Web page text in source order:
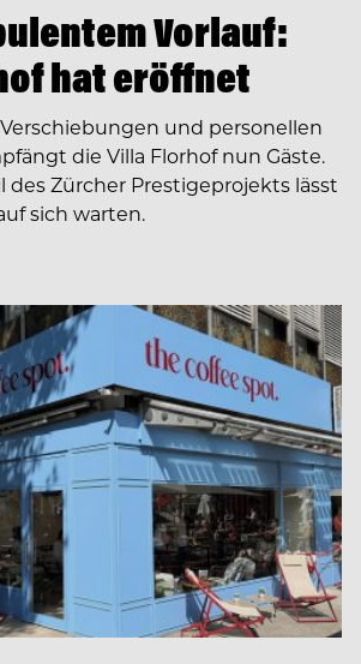
Vorlauf:
hat eröffnet
und personellen
die Villa Florhof nun Gäste.
des Zürcher Prestigeprojekts lässt
sich warten.